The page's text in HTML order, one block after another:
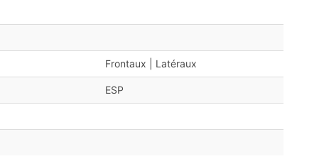
Frontaux | Latéraux
ESP